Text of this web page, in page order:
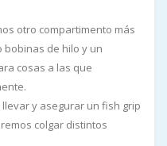
otro compartimento más
bobinas de hilo y un
cosas a las que
y asegurar un fish grip
colgar distintos